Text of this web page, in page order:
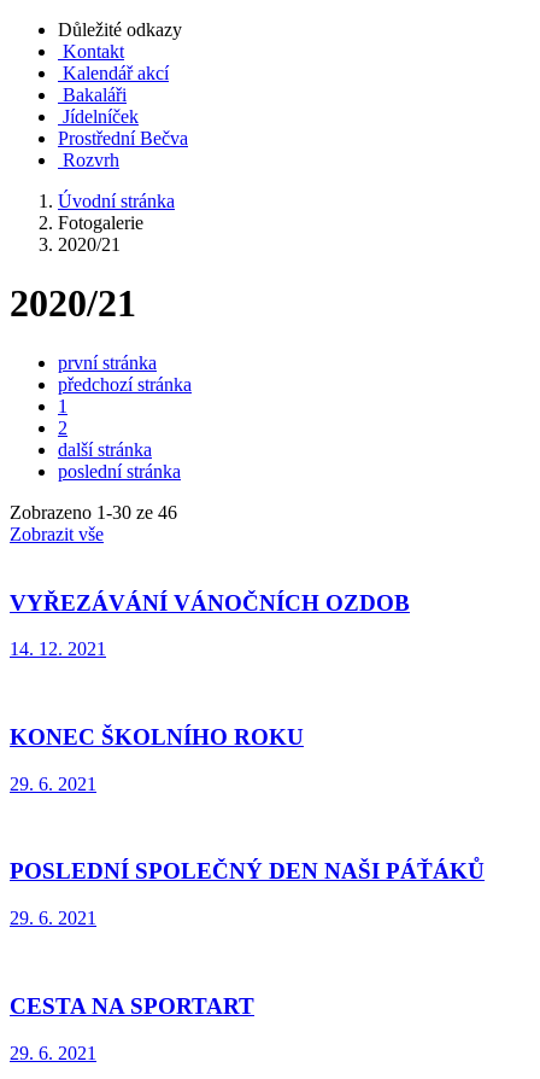
Důležité odkazy
Kontakt
Kalendář akcí
Bakaláři
Jídelníček
Prostřední Bečva
Rozvrh
Úvodní stránka
Fotogalerie
2020/21
2020/21
první stránka
předchozí stránka
1
2
další stránka
poslední stránka
Zobrazeno 1-30 ze 46
Zobrazit vše
VYŘEZÁVÁNÍ VÁNOČNÍCH OZDOB
14. 12. 2021
KONEC ŠKOLNÍHO ROKU
29. 6. 2021
POSLEDNÍ SPOLEČNÝ DEN NAŠI PÁŤÁKŮ
29. 6. 2021
CESTA NA SPORTART
29. 6. 2021